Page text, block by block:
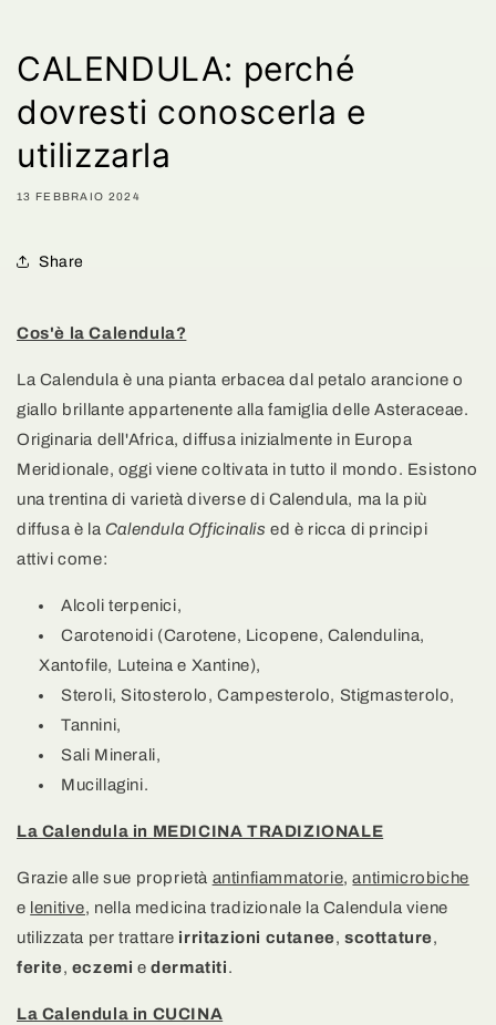
CALENDULA: perché
dovresti conoscerla e
utilizzarla
13 FEBBRAIO 2024
Share
Cos'è la Calendula?
La Calendula è una pianta erbacea dal petalo arancione o
giallo brillante appartenente alla famiglia delle Asteraceae.
Originaria dell'Africa, diffusa inizialmente in Europa
Meridionale, oggi viene coltivata in tutto il mondo. Esistono
una trentina di varietà diverse di Calendula, ma la più
diffusa è la Calendula Officinalised è ricca di principi
attivi come:
Alcoli terpenici,
Carotenoidi (Carotene, Licopene, Calendulina,
Xantofile, Luteina e Xantine),
Steroli, Sitosterolo, Campesterolo, Stigmasterolo,
Tannini,
Sali Minerali,
Mucillagini.
La Calendula in MEDICINA TRADIZIONALE
Grazie alle sue proprietà antinfiammatorie,antimicrobiche
e lenitive, nella medicina tradizionale la Calendula viene
utilizzata per trattare irritazioni cutanee,scottature,
ferite, eczemi edermatiti.
La Calendula in CUCINA